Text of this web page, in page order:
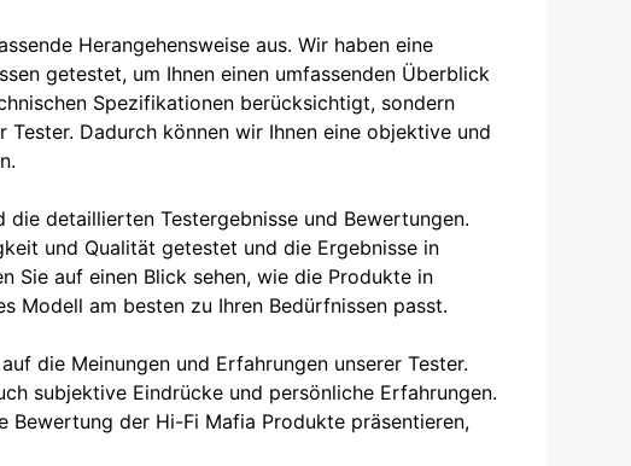
Herangehensweise aus. Wir haben eine
getestet, um Ihnen einen umfassenden Überblick
Spezifikationen berücksichtigt, sondern
Dadurch können wir Ihnen eine objektive und
detaillierten Testergebnisse und Bewertungen.
und Qualität getestet und die Ergebnisse in
Sie auf einen Blick sehen, wie die Produkte in
Modell am besten zu Ihren Bedürfnissen passt.
die Meinungen und Erfahrungen unserer Tester.
subjektive Eindrücke und persönliche Erfahrungen.
Bewertung der Hi-Fi Mafia Produkte präsentieren,